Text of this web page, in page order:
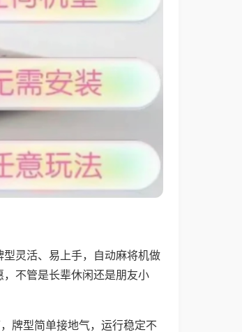
型灵活、易上手，自动麻将机做
不管是长辈休闲还是朋友小
牌型简单接地气，运行稳定不